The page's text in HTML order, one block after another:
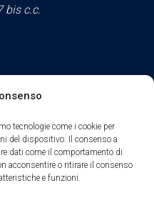
tecnologie come i cookie per
del dispositivo. Il consenso a
dati come il comportamento di
acconsentire o ritirare il consenso
e funzioni.
bis c.c.
2024